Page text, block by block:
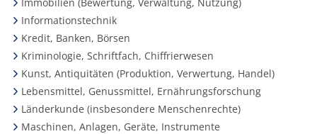
Informationstechnik
Kredit, Banken, Börsen
Kriminologie, Schriftfach, Chiffrierwesen
Kunst, Antiquitäten (Produktion, Verwertung, Handel)
Lebensmittel, Genussmittel, Ernährungsforschung
Länderkunde (insbesondere Menschenrechte)
Maschinen, Anlagen, Geräte, Instrumente